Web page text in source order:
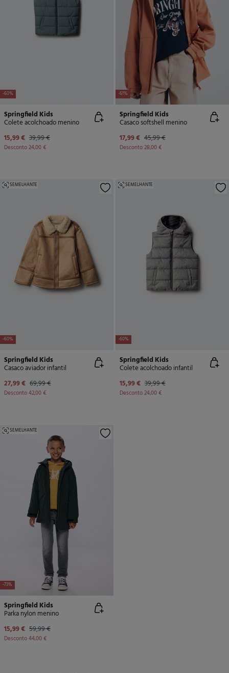
-60%
Springfield Kids
Colete acolchoado menino
15,99 € 39,99 €
Desconto24,00 €
-61%
Springfield Kids
Casaco softshell menino
17,99 € 45,99 €
Desconto28,00 €
-60%
SEMELHANTE
Springfield Kids
Casaco aviador infantil
27,99 € 69,99 €
Desconto42,00 €
-60%
SEMELHANTE
Springfield Kids
Colete acolchoado infantil
15,99 € 39,99 €
Desconto24,00 €
-73%
SEMELHANTE
Springfield Kids
Parka nylon menino
15,99 € 59,99 €
Desconto44,00 €